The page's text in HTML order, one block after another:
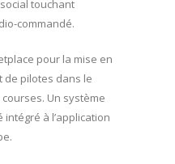
touchant
commandé.
pour la mise en
de pilotes dans le
Un système
à l’application